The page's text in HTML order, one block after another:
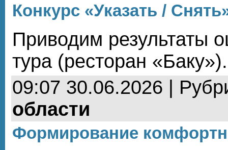
Конкурс «Указать /
Приводим результаты
тура (ресторан
09:07 30.06.2026 |
области
Формирование